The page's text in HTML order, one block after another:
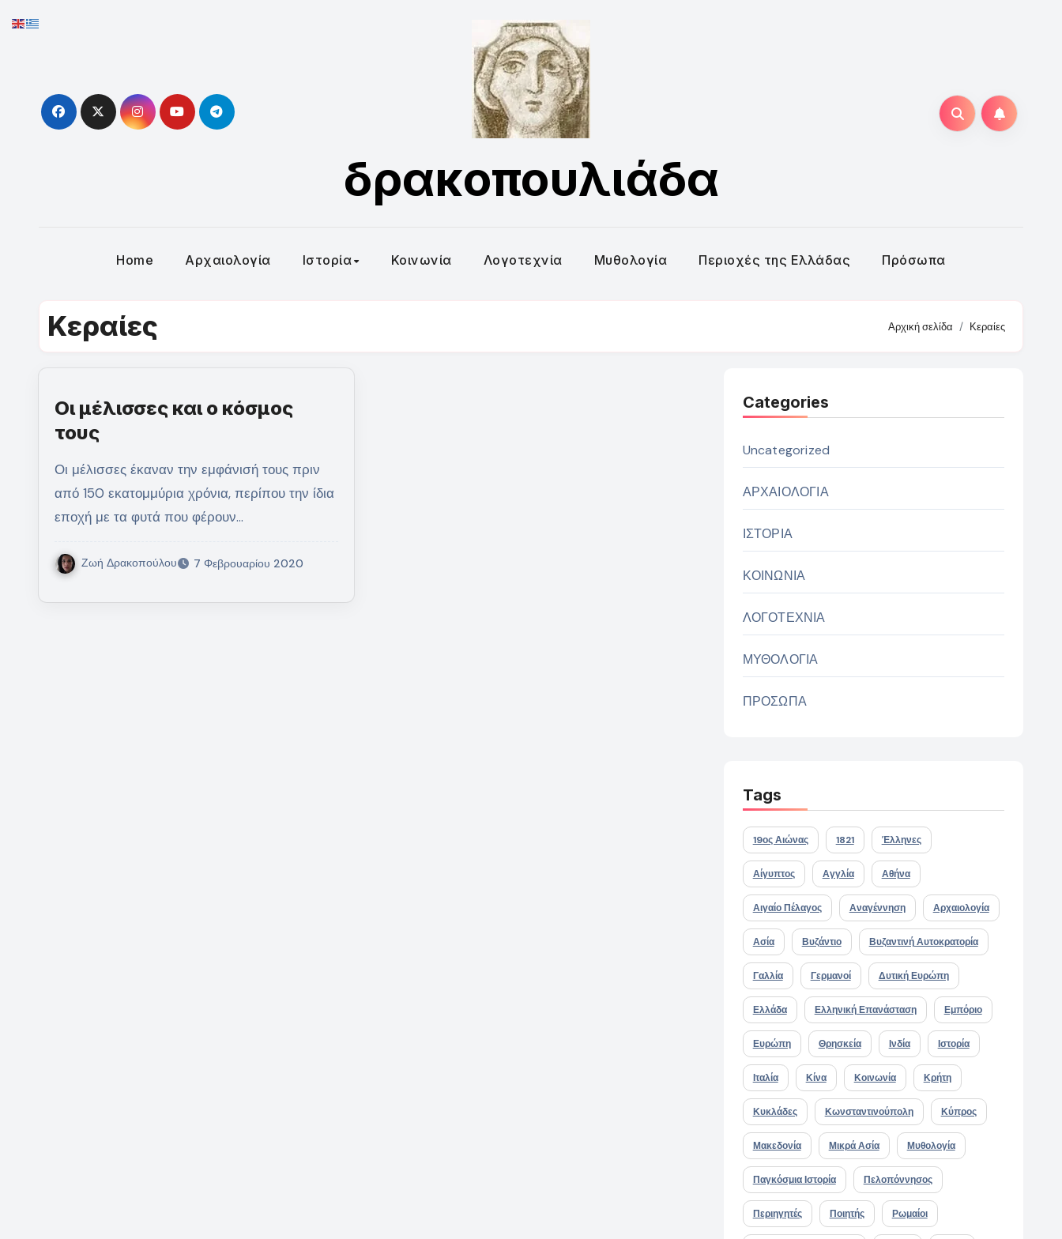
to
δρακοπουλιάδα
Home Αρχαιολογία Ιστορία Κοινωνία Λογοτεχνία Μυθολογία Περιοχές της Ελλάδας Πρόσωπα
Κεραίες Αρχική σελίδα Κεραίες
Οι μέλισσες και ο κόσμος
τους
Οι μέλισσες έκαναν την εμφάνισή τους πριν
από 150 εκατομμύρια χρόνια, περίπου την ίδια
εποχή με τα φυτά που φέρουν…
Ζωή Δρακοπούλου 7 Φεβρουαρίου 2020
Categories
Uncategorized
ΑΡΧΑΙΟΛΟΓΙΑ
ΙΣΤΟΡΙΑ
ΚΟΙΝΩΝΙΑ
ΛΟΓΟΤΕΧΝΙΑ
ΜΥΘΟΛΟΓΙΑ
ΠΡΟΣΩΠΑ
Tags
19ος Αιώνας 1821 Έλληνες
Αίγυπτος Αγγλία Αθήνα
Αιγαίο Πέλαγος Αναγέννηση Αρχαιολογία
Ασία Βυζάντιο Βυζαντινή Αυτοκρατορία
Γαλλία Γερμανοί Δυτική Ευρώπη
Ελλάδα Ελληνική Επανάσταση Εμπόριο
Ευρώπη Θρησκεία Ινδία Ιστορία
Ιταλία Κίνα Κοινωνία Κρήτη
Κυκλάδες Κωνσταντινούπολη Κύπρος
Μακεδονία Μικρά Ασία Μυθολογία
Παγκόσμια Ιστορία Πελοπόννησος
Περιηγητές Ποιητής Ρωμαίοι